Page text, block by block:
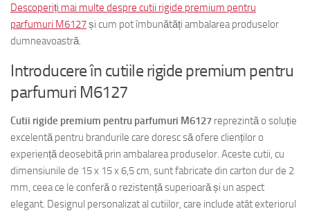
Descoperiți mai multe despre cutii rigide premium pentru
parfumuri M6127și cum pot îmbunătăți ambalarea produselor
dumneavoastră.
Introducere în cutiile rigide premium pentru
parfumuri M6127
Cutii rigide premium pentru parfumuri M6127 reprezintă o soluție
excelentă pentru brandurile care doresc să ofere clienților o
experiență deosebită prin ambalarea produselor. Aceste cutii, cu
dimensiunile de 15 x 15 x 6,5 cm, sunt fabricate din carton dur de 2
mm, ceea ce le conferă o rezistență superioară și un aspect
elegant. Designul personalizat al cutiilor, care include atât exteriorul